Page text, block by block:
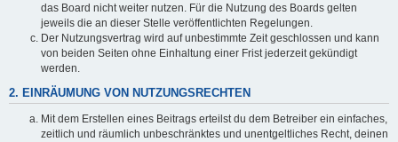
das Board nicht weiter nutzen. Für die Nutzung des Boards gelten
jeweils die an dieser Stelle veröffentlichten Regelungen.
Der Nutzungsvertrag wird auf unbestimmte Zeit geschlossen und kann
von beiden Seiten ohne Einhaltung einer Frist jederzeit gekündigt
werden.
2. EINRÄUMUNG VON NUTZUNGSRECHTEN
Mit dem Erstellen eines Beitrags erteilst du dem Betreiber ein einfaches,
zeitlich und räumlich unbeschränktes und unentgeltliches Recht, deinen